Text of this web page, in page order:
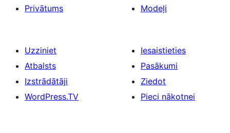
Privātums
Modeļi
Uzziniet
Atbalsts
Izstrādātāji
WordPress.TV
Iesaistieties
Pasākumi
Ziedot
Pieci nākotnei